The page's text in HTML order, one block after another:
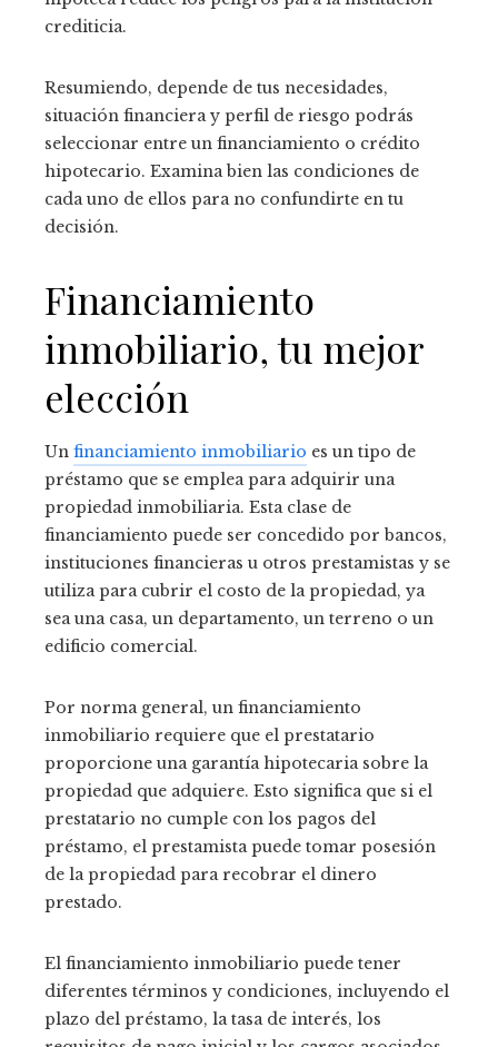
crediticia.
Resumiendo, depende de tus necesidades,
situación financiera y perfil de riesgo podrás
seleccionar entre un financiamiento o crédito
hipotecario. Examina bien las condiciones de
cada uno de ellos para no confundirte en tu
decisión.
Financiamiento
inmobiliario, tu mejor
elección
Un financiamiento inmobiliario es un tipo de
préstamo que se emplea para adquirir una
propiedad inmobiliaria. Esta clase de
financiamiento puede ser concedido por bancos,
instituciones financieras u otros prestamistas y se
utiliza para cubrir el costo de la propiedad, ya
sea una casa, un departamento, un terreno o un
edificio comercial.
Por norma general, un financiamiento
inmobiliario requiere que el prestatario
proporcione una garantía hipotecaria sobre la
propiedad que adquiere. Esto significa que si el
prestatario no cumple con los pagos del
préstamo, el prestamista puede tomar posesión
de la propiedad para recobrar el dinero
prestado.
El financiamiento inmobiliario puede tener
diferentes términos y condiciones, incluyendo el
plazo del préstamo, la tasa de interés, los